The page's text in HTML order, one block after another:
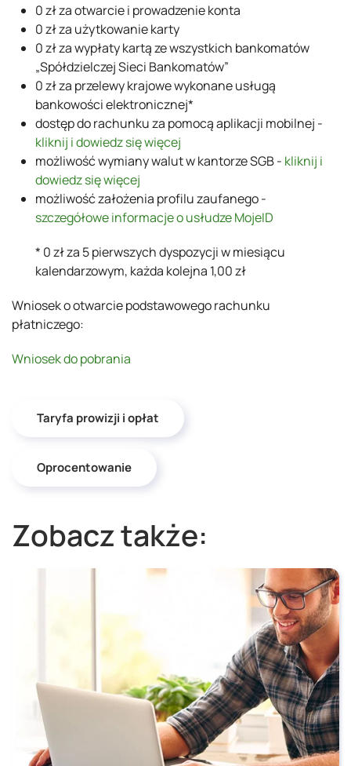
0 zł za otwarcie i prowadzenie konta
0 zł za użytkowanie karty
0 zł za wypłaty kartą ze wszystkich bankomatów
„Spółdzielczej Sieci Bankomatów”
0 zł za przelewy krajowe wykonane usługą
bankowości elektronicznej*
dostęp do rachunku za pomocą aplikacji mobilnej -
kliknij i dowiedz się więcej
możliwość wymiany walut w kantorze SGB - kliknij i
dowiedz się więcej
możliwość założenia profilu zaufanego -
szczegółowe informacje o usłudze MojeID
* 0 zł za 5 pierwszych dyspozycji w miesiącu
kalendarzowym, każda kolejna 1,00 zł
Wniosek o otwarcie podstawowego rachunku
płatniczego:
Wniosek do pobrania
Taryfa prowizji i opłat
Oprocentowanie
Zobacz także: